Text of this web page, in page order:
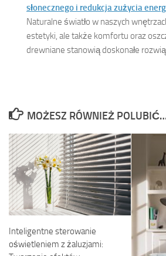
słonecznego i redukcja zużycia
Naturalne światło w naszych
estetyki, ale także komfortu oraz
drewniane stanowią doskonałe
MOŻESZ RÓWNIEŻ
Inteligentne sterowanie
oświetleniem z żaluzjami: